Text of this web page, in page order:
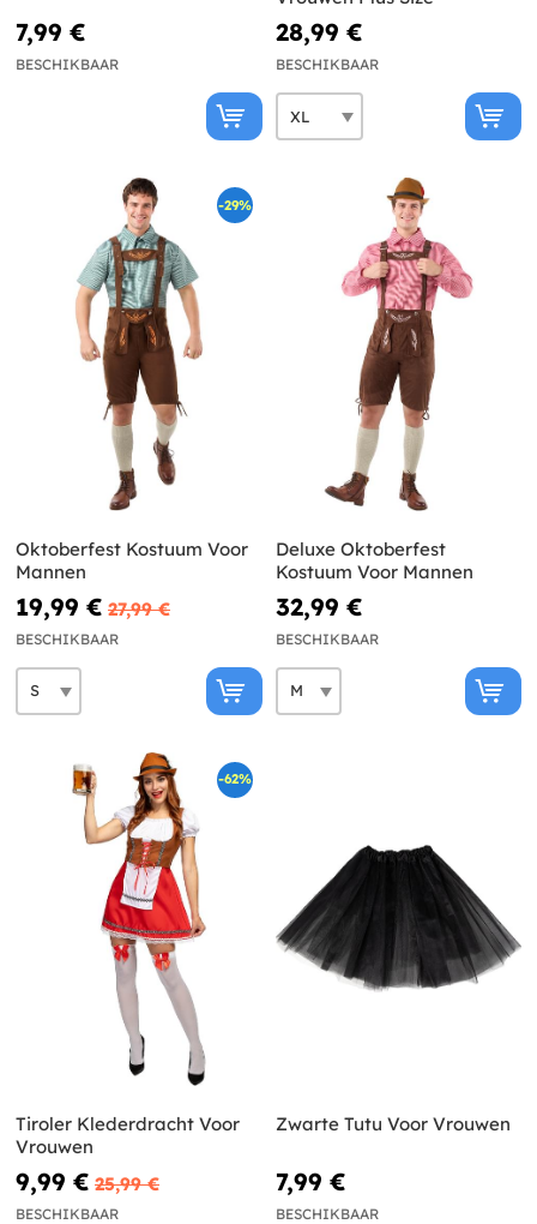
7,99 €
BESCHIKBAAR
28,99 €
BESCHIKBAAR
-29%
Oktoberfest Kostuum Voor
Mannen
19,99 € 27,99 €
BESCHIKBAAR
Deluxe Oktoberfest
Kostuum Voor Mannen
32,99 €
BESCHIKBAAR
-62%
Tiroler Klederdracht Voor
Vrouwen
9,99 € 25,99 €
BESCHIKBAAR
Zwarte Tutu Voor Vrouwen
7,99 €
BESCHIKBAAR